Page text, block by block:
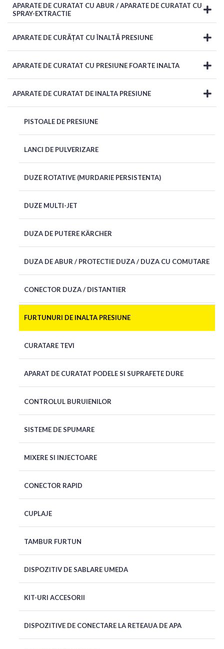
APARATE DE CURATAT CU ABUR / APARATE DE CURATAT CU
SPRAY-EXTRACTIE
APARATE DE CURĂȚAT CU ÎNALTĂ PRESIUNE
APARATE DE CURATAT CU PRESIUNE FOARTE INALTA
APARATE DE CURATAT DE INALTA PRESIUNE
PISTOALE DE PRESIUNE
LANCI DE PULVERIZARE
DUZE ROTATIVE (MURDARIE PERSISTENTA)
DUZE MULTI-JET
DUZA DE PUTERE KÄRCHER
DUZA DE ABUR / PROTECTIE DUZA / DUZA CU COMUTARE
CONECTOR DUZA / DISTANTIER
FURTUNURI DE INALTA PRESIUNE
CURATARE TEVI
APARAT DE CURATAT PODELE SI SUPRAFETE DURE
CONTROLUL BURUIENILOR
SISTEME DE SPUMARE
MIXERE SI INJECTOARE
CONECTOR RAPID
CUPLAJE
TAMBUR FURTUN
DISPOZITIV DE SABLARE UMEDA
KIT-URI ACCESORII
DISPOZITIVE DE CONECTARE LA RETEAUA DE APA